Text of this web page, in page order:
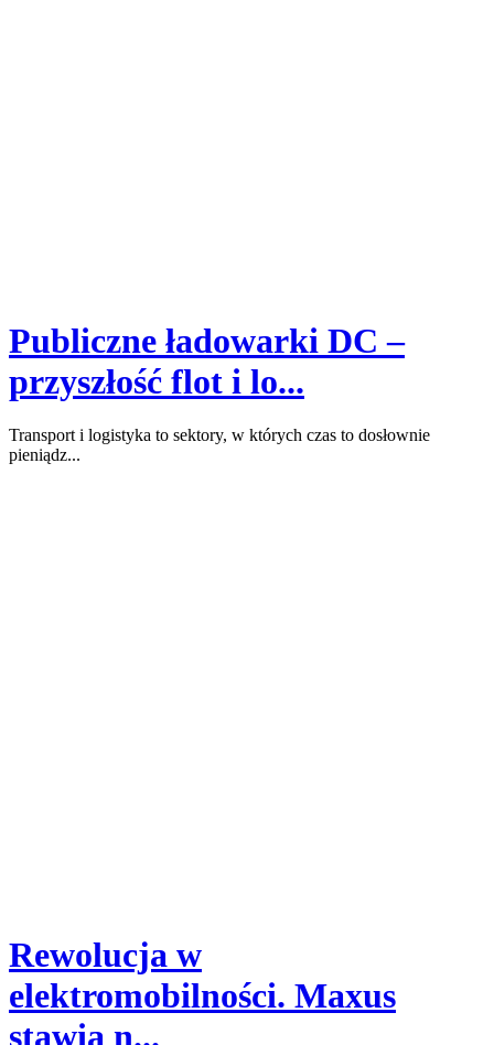
Publiczne ładowarki DC –
przyszłość flot i lo...
Transport i logistyka to sektory, w których czas to dosłownie
pieniądz...
Rewolucja w
elektromobilności. Maxus
stawia n...